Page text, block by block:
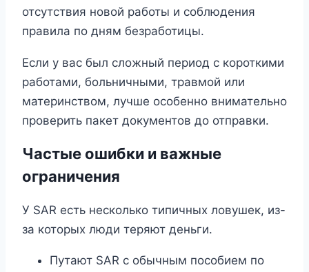
отсутствия новой работы и соблюдения
правила по дням безработицы.
Если у вас был сложный период с короткими
работами, больничными, травмой или
материнством, лучше особенно внимательно
проверить пакет документов до отправки.
Частые ошибки и важные
ограничения
У SAR есть несколько типичных ловушек, из-
за которых люди теряют деньги.
Путают SAR с обычным пособием по